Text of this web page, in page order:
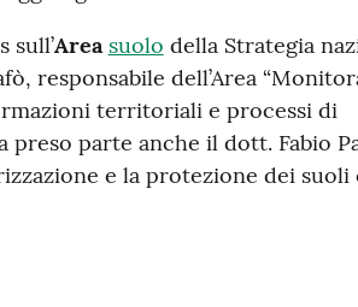
sull’Area suolo della Strategia
responsabile dell’Area
territoriali e processi di
preso parte anche il dott. Fabio
e la protezione dei